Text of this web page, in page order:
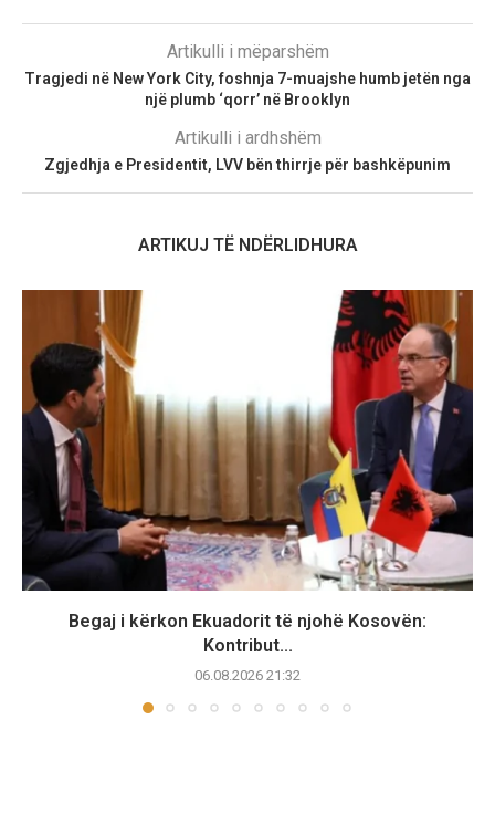
Artikulli i mëparshëm
Tragjedi në New York City, foshnja 7-muajshe humb jetën nga
një plumb ‘qorr’ në Brooklyn
Artikulli i ardhshëm
Zgjedhja e Presidentit, LVV bën thirrje për bashkëpunim
ARTIKUJ TË NDËRLIDHURA
Begaj i kërkon Ekuadorit të njohë Kosovën:
Kontribut...
06.08.2026 21:32